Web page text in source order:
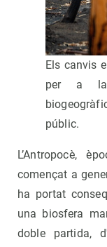
Els canvis
per a la
públic.
L’Antropocè,
començat a
ha portat
una biosfera
doble partida,